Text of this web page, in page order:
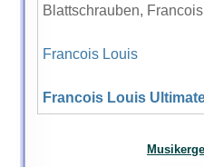
Blattschrauben,
Francois Louis
Francois Louis